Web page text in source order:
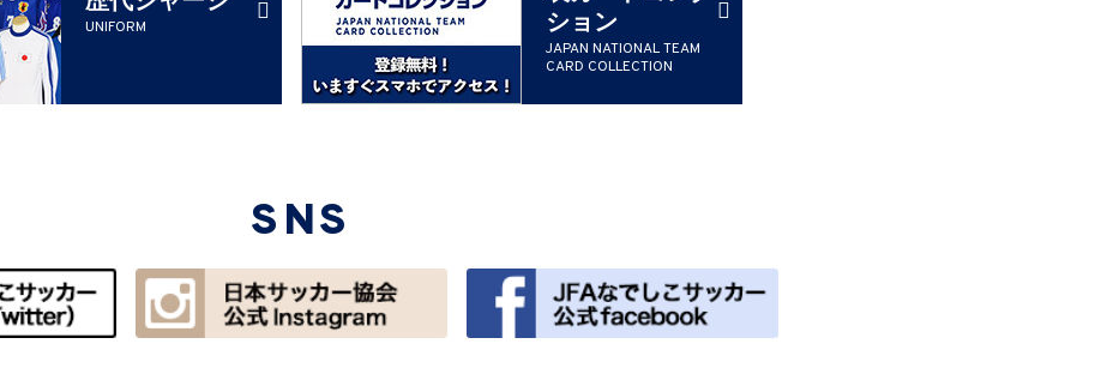
UNIFORM
ション
JAPAN NATIONAL TEAM
CARD COLLECTION
SNS